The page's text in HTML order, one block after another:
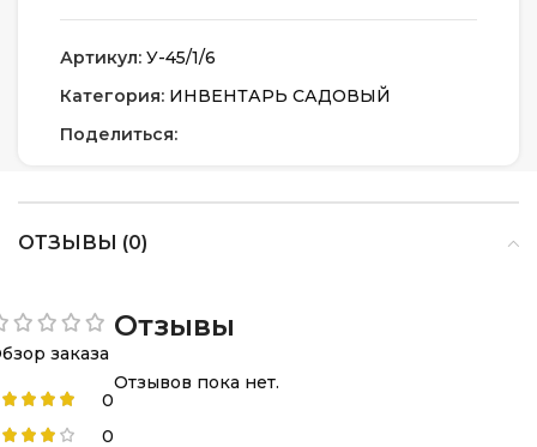
Артикул: У-45/1/6
Категория: ИНВЕНТАРЬ САДОВЫЙ
Поделиться:
ОТЗЫВЫ (0)
заказа
0
0
Отзывы
Отзывов пока нет.